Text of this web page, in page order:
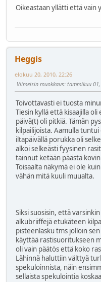
Oikeastaan yllätti että vain
Heggis
elokuu 20, 2010, 22:26
Viimeisin muokkaus: tammikuu
Toivottavasti ei tuosta
Tiesin kyllä että kisaajilla
päivä(t) oli pitkiä. Tämän
kilpailijoista. Aamulla
iltapäivällä porukka oli
alkoi selkeästi fyysinen
tainnut ketään päästä
Toisaalta näkymä ei ole
vähän mitä kuuli muualta.
Siksi suosisin, että
alkubriiffejä etukäteen
pisteenlasku tms jolloin
käyttää rastisuoritukseen
oli vain päätös että koko
Lähinnä haluttiin välttyä
spekuloinnista, näin
sellaista spekulointia